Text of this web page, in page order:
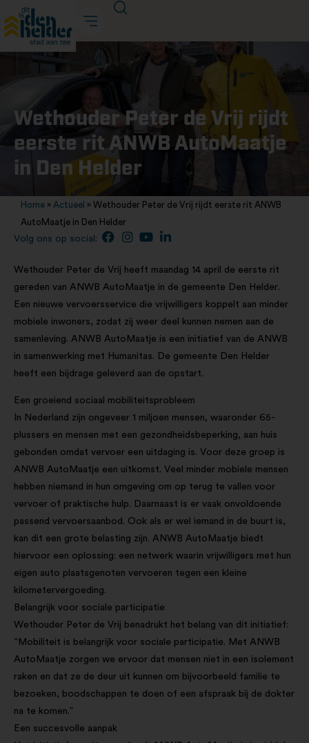
Wethouder Peter de Vrij rijdt
eerste rit ANWB AutoMaatje
in Den Helder
Home » Actueel » Wethouder Peter de Vrij rijdt eerste rit ANWB
AutoMaatje in Den Helder
Volg ons op social:
Wethouder Peter de Vrij heeft maandag 14 april de eerste rit
gereden van ANWB AutoMaatje in de gemeente Den Helder.
Een nieuwe vervoersservice die vrijwilligers koppelt aan minder
mobiele inwoners, zodat zij weer deel kunnen nemen aan de
samenleving. ANWB AutoMaatje is een initiatief van de ANWB
in samenwerking met Humanitas. De gemeente Den Helder
heeft een bijdrage geleverd aan de opstart.
Een groeiend sociaal mobiliteitsprobleem
In Nederland zijn ongeveer 1 miljoen mensen, waaronder 65-
plussers en mensen met een gezondheidsbeperking, aan huis
gebonden omdat vervoer een uitdaging is. Voor deze groep is
ANWB AutoMaatje een uitkomst. Veel minder mobiele mensen
hebben niemand in hun omgeving om op terug te vallen voor
vervoer of praktische hulp. Daarnaast is er vaak onvoldoende
passend vervoersaanbod. Ook als er wel iemand in de buurt is,
kan dit een grote belasting zijn. ANWB AutoMaatje biedt
hiervoor een oplossing: een netwerk waarin vrijwilligers met hun
eigen auto plaatsgenoten vervoeren tegen een kleine
kilometervergoeding.
Belangrijk voor sociale participatie
Wethouder Peter de Vrij benadrukt het belang van dit initiatief:
“Mobiliteit is belangrijk voor sociale participatie. Met ANWB
AutoMaatje zorgen we ervoor dat mensen niet in een isolement
raken en dat ze de deur uit kunnen om bijvoorbeeld familie te
bezoeken, boodschappen te doen of een afspraak bij de dokter
na te komen.”
Een succesvolle aanpak